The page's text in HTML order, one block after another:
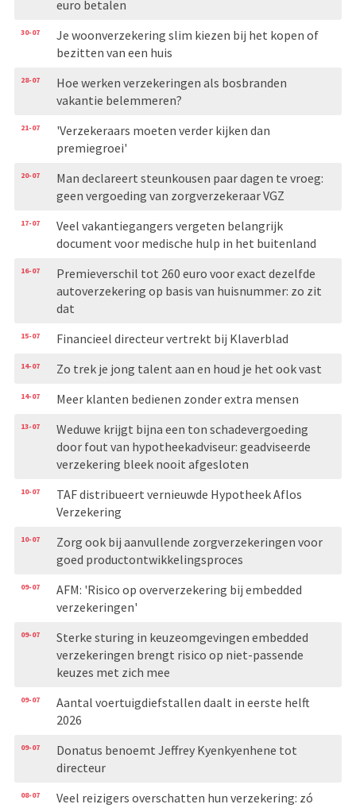
euro betalen
30-07
Je woonverzekering slim kiezen bij het kopen of
bezitten van een huis
28-07
Hoe werken verzekeringen als bosbranden
vakantie belemmeren?
21-07
'Verzekeraars moeten verder kijken dan
premiegroei'
20-07
Man declareert steunkousen paar dagen te vroeg:
geen vergoeding van zorgverzekeraar VGZ
17-07
Veel vakantiegangers vergeten belangrijk
document voor medische hulp in het buitenland
16-07
Premieverschil tot 260 euro voor exact dezelfde
autoverzekering op basis van huisnummer: zo zit
dat
15-07 Financieel directeur vertrekt bij Klaverblad
14-07 Zo trek je jong talent aan en houd je het ook vast
14-07 Meer klanten bedienen zonder extra mensen
13-07
Weduwe krijgt bijna een ton schadevergoeding
door fout van hypotheekadviseur: geadviseerde
verzekering bleek nooit afgesloten
10-07
TAF distribueert vernieuwde Hypotheek Aflos
Verzekering
10-07
Zorg ook bij aanvullende zorgverzekeringen voor
goed productontwikkelingsproces
09-07
AFM: 'Risico op oververzekering bij embedded
verzekeringen'
09-07
Sterke sturing in keuzeomgevingen embedded
verzekeringen brengt risico op niet-passende
keuzes met zich mee
09-07
Aantal voertuigdiefstallen daalt in eerste helft
2026
09-07
Donatus benoemt Jeffrey Kyenkyenhene tot
directeur
08-07
Veel reizigers overschatten hun verzekering: zó